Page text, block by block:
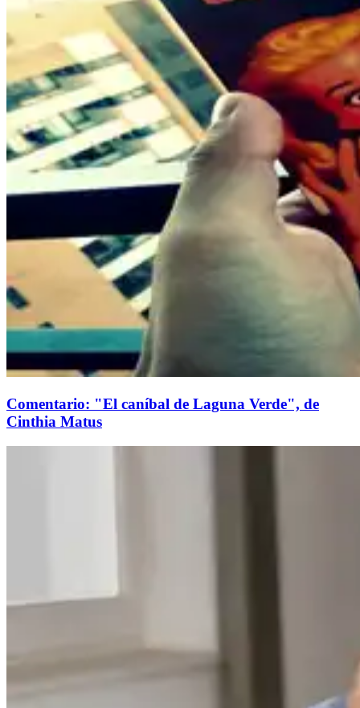
Comentario: "El caníbal de Laguna Verde", de
Cinthia Matus